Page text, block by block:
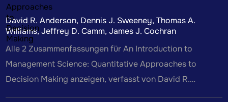
David R. Anderson, Dennis J. Sweeney, Thomas A.
Williams, Jeffrey D. Camm, James J. Cochran
Alle 2 Zusammenfassungen für An Introduction to
Management Science: Quantitative Approaches to
Decision Making anzeigen, verfasst von David R.